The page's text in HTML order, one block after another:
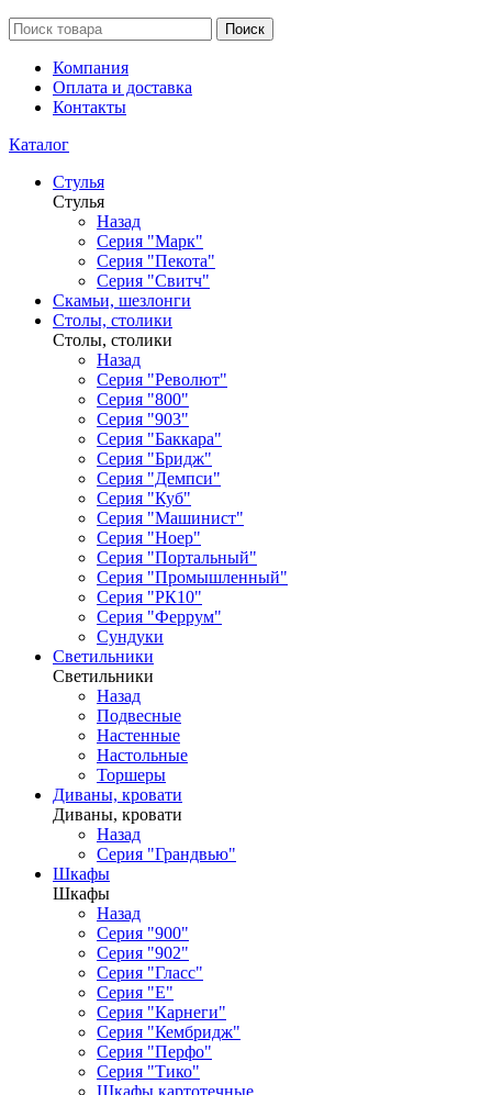
Поиск
Компания
Оплата и доставка
Контакты
Каталог
Стулья
Стулья
Назад
Серия "Марк"
Серия "Пекота"
Серия "Свитч"
Скамьи, шезлонги
Столы, столики
Столы, столики
Назад
Серия "Револют"
Серия "800"
Серия "903"
Серия "Баккара"
Серия "Бридж"
Серия "Демпси"
Серия "Куб"
Серия "Машинист"
Серия "Ноер"
Серия "Портальный"
Серия "Промышленный"
Серия "РК10"
Серия "Феррум"
Сундуки
Светильники
Светильники
Назад
Подвесные
Настенные
Настольные
Торшеры
Диваны, кровати
Диваны, кровати
Назад
Серия "Грандвью"
Шкафы
Шкафы
Назад
Серия "900"
Серия "902"
Серия "Гласс"
Серия "Е"
Серия "Карнеги"
Серия "Кембридж"
Серия "Перфо"
Серия "Тико"
Шкафы картотечные